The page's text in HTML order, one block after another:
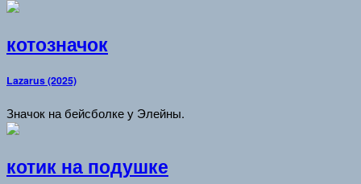
котозначок
Lazarus (2025)
Значок на бейсболке у Элейны.
котик на подушке